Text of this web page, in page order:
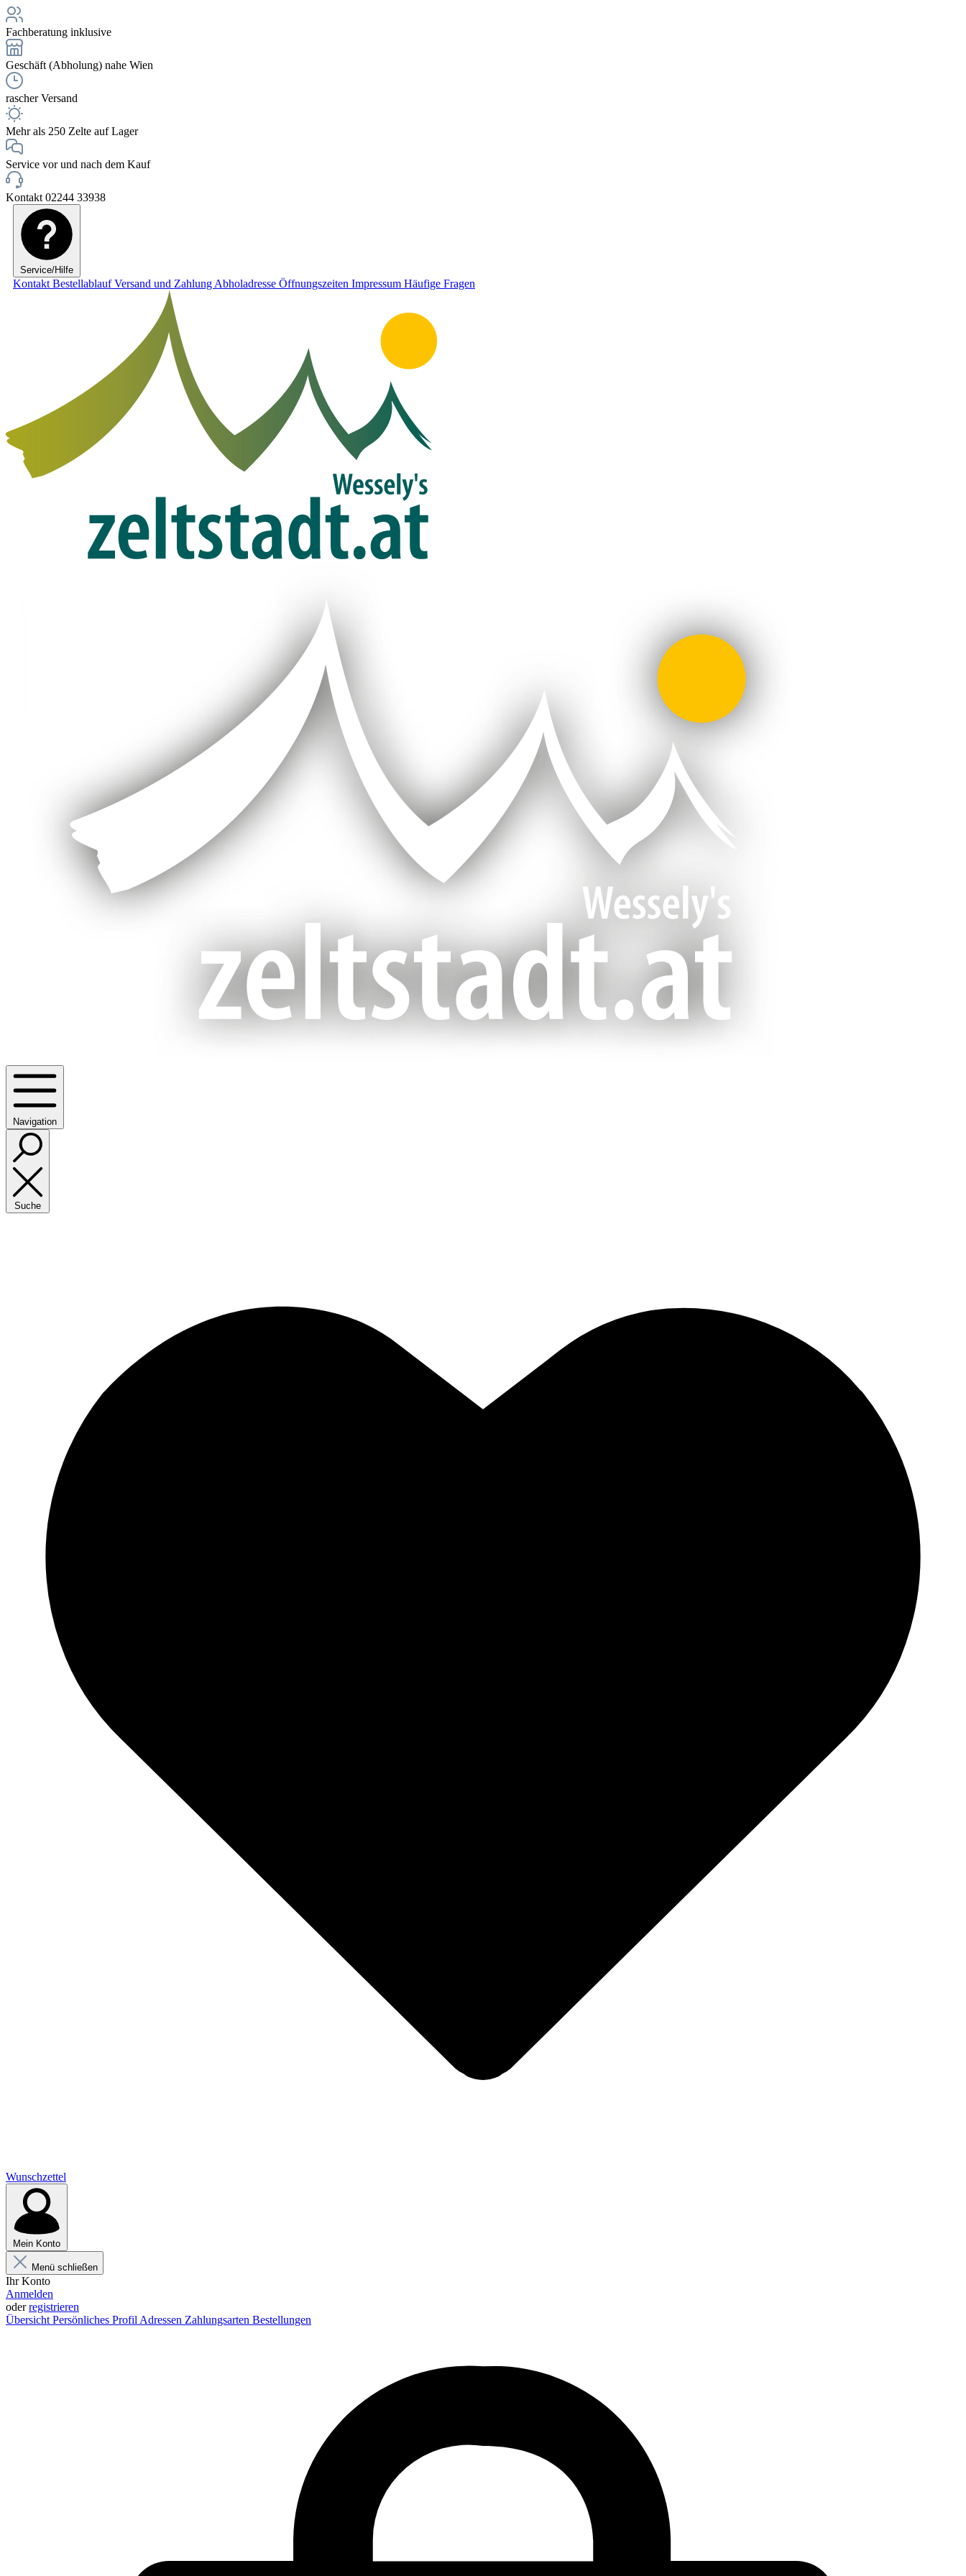
Fachberatung inklusive
Geschäft (Abholung) nahe Wien
rascher Versand
Mehr als 250 Zelte auf Lager
Service vor und nach dem Kauf
Kontakt 02244 33938
Service/Hilfe
Kontakt BestellablaufVersand und Zahlung Abholadresse Öffnungszeiten Impressum Häufige Fragen
Navigation
Suche
Wunschzettel
Mein Konto
Menü schließen
Ihr Konto
Anmelden
oderregistrieren
Übersicht Persönliches Profil Adressen Zahlungsarten Bestellungen